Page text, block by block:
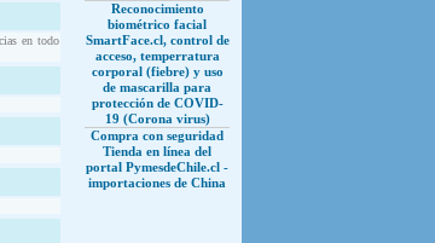
en todo
Reconocimiento
biométrico facial
SmartFace.cl, control de
acceso, temperratura
corporal (fiebre) y uso
de mascarilla para
protección de COVID-
19 (Corona virus)
Compra con seguridad
Tienda en línea del
portal PymesdeChile.cl -
importaciones de China